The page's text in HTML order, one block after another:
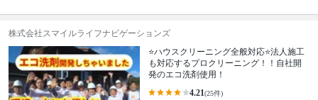
株式会社スマイルライフナビゲーションズ
⭐ハウスクリーニング全般対応⭐法人施工
も対応するプロクリーニング！！自社開
発のエコ洗剤使用！
4.21(25件)